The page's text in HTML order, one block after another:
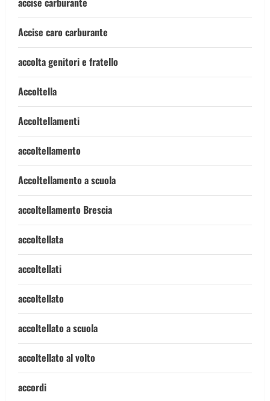
Accise caro carburante
accolta genitori e fratello
Accoltella
Accoltellamenti
accoltellamento
Accoltellamento a scuola
accoltellamento Brescia
accoltellata
accoltellati
accoltellato
accoltellato a scuola
accoltellato al volto
accordi